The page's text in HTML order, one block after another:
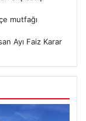
mutfağı
Ayı Faiz Karar